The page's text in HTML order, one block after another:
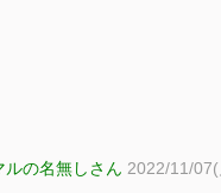
ルの名無しさん 2022/11/